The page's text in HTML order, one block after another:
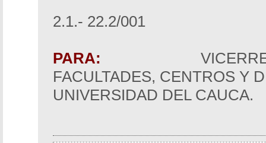
2.1.- 22.2/001
PARA:
FACULTADES, CENTROS Y
UNIVERSIDAD DEL CAUCA.